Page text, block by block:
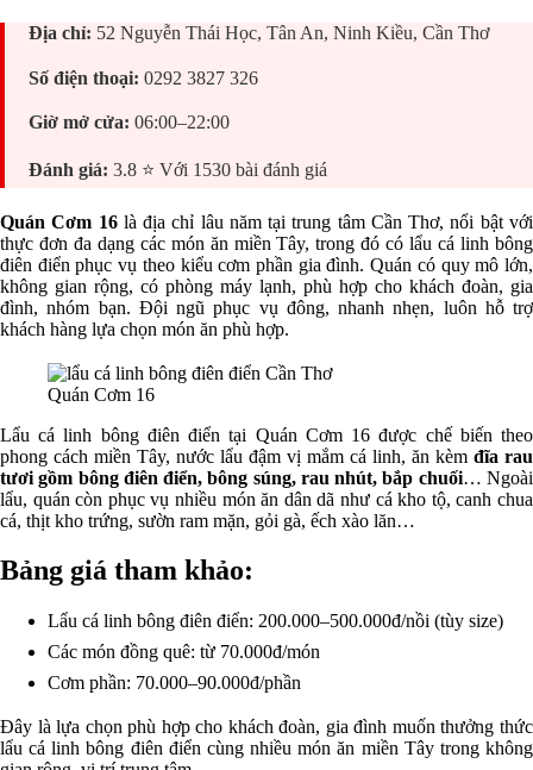
Địa chỉ: 52 Nguyễn Thái Học, Tân An, Ninh Kiều, Cần Thơ
Số điện thoại: 0292 3827 326
Giờ mở cửa: 06:00–22:00
Đánh giá: 3.8 ⭐ Với 1530 bài đánh giá
Quán Cơm 16là địa chỉ lâu năm tại trung tâm Cần Thơ, nổi bật với
thực đơn đa dạng các món ăn miền Tây, trong đó có lẩu cá linh bông
điên điển phục vụ theo kiểu cơm phần gia đình. Quán có quy mô lớn,
không gian rộng, có phòng máy lạnh, phù hợp cho khách đoàn, gia
đình, nhóm bạn. Đội ngũ phục vụ đông, nhanh nhẹn, luôn hỗ trợ
khách hàng lựa chọn món ăn phù hợp.
Quán Cơm 16
Lẩu cá linh bông điên điển tại Quán Cơm 16 được chế biến theo
phong cách miền Tây, nước lẩu đậm vị mắm cá linh, ăn kèm đĩa rau
tươi gồm bông điên điển, bông súng, rau nhút, bắp chuối… Ngoài
lẩu, quán còn phục vụ nhiều món ăn dân dã như cá kho tộ, canh chua
cá, thịt kho trứng, sườn ram mặn, gỏi gà, ếch xào lăn…
Bảng giá tham khảo:
Lẩu cá linh bông điên điển: 200.000–500.000đ/nồi (tùy size)
Các món đồng quê: từ 70.000đ/món
Cơm phần: 70.000–90.000đ/phần
Đây là lựa chọn phù hợp cho khách đoàn, gia đình muốn thưởng thức
lẩu cá linh bông điên điển cùng nhiều món ăn miền Tây trong không